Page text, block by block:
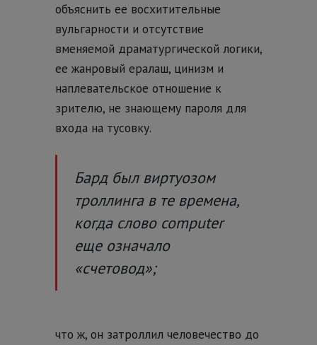
объяснить ее восхитительные
вульгарности и отсутствие
вменяемой драматургической логики,
ее жанровый ералаш, цинизм и
наплевательское отношение к
зрителю, не знающему пароля для
входа на тусовку.
Бард был виртуозом
троллинга в те времена,
когда слово computer
еще означало
«счетовод»;
что ж, он затроллил человечество до